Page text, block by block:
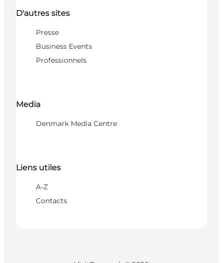
D'autres sites
Presse
Business Events
Professionnels
Media
Denmark Media Centre
Liens utiles
A-Z
Contacts